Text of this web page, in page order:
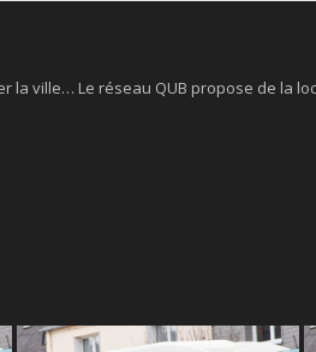
ville… Le réseau QUB propose de la